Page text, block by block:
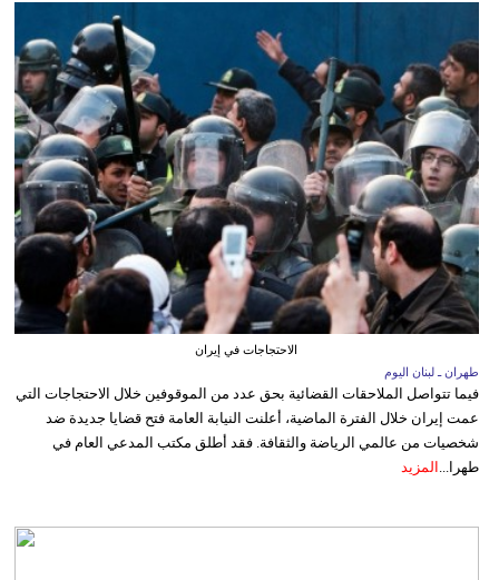
الاحتجاجات في إيران
طهران ـ لبنان اليوم
فيما تتواصل الملاحقات القضائية بحق عدد من الموقوفين خلال الاحتجاجات التي
عمت إيران خلال الفترة الماضية، أعلنت النيابة العامة فتح قضايا جديدة ضد
شخصيات من عالمي الرياضة والثقافة. فقد أطلق مكتب المدعي العام في
طهرا... المزيد